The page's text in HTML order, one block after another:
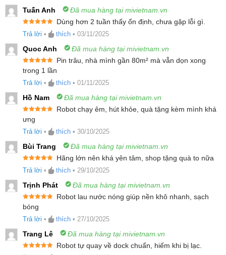
Mục lục
1.
Ưu điểm nổi bật của robot hút bụi lau nhà Dreame
Aqua 10 Pro Track
Công nghệ lau sàn TrackSync™ 45°C giữ cho sàn nhà
luôn sạch bóng
3.
Giẻ lau dạng con lăn dẹt giúp tối ưu lực chà và diện
tích làm sạch
Ngăn chứa chất tẩy rửa kép, tùy chọn làm sạch linh
hoạt
5.
Công nghệ ProLeap™ giúp vượt chướng ngại vật lên
tới 6cm
Khung gầm ba bánh AgiLift™ di chuyển linh hoạt trên
mọi bề mặt
Làm sạch cả dưới gầm thấp với hệ thống VersaLift™
nâng hạ linh hoạt
Lực hút Vormax™ cực mạnh, công suất hút lên tới
25.000Pa
Tạm biệt tóc rối nhờ hệ thống chổi kép Detangling
Tuấn Anh Đã mua hàng tại mivietnam.vn
hạng55
Dùng hơn 2 tuần thấy ổn định, chưa gặp lỗi gì.
Trả lời • thích • 03/11/2025
Quoc Anh Đã mua hàng tại mivietnam.vn
Được xếp
hạng5 5
sao
Pin trâu, nhà mình gần 80m² mà vẫn dọn xong
trong 1 lần
Trả lời • thích • 01/11/2025
Hồ Nam Đã mua hàng tại mivietnam.vn
Được xếp
hạng
sao
Robot chạy êm, hút khỏe, quà tặng kèm mình khá
ưng
Trả lời • thích • 30/10/2025
Bùi Trang Đã mua hàng tại mivietnam.vn
hạng55
Hãng lớn nên khá yên tâm, shop tặng quà to nữa
Trả lời • thích • 29/10/2025
Trịnh Phát Đã mua hàng tại mivietnam.vn
Được xếp
hạng5
sao
Robot lau nước nóng giúp nền khô nhanh, sạch
bóng
Trả lời • thích • 27/10/2025
Trang Lê Đã mua hàng tại mivietnam.vn
Robot tự quay về dock chuẩn, hiếm khi bị lạc.